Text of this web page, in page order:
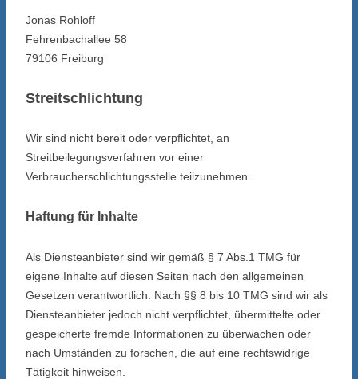
Jonas Rohloff
Fehrenbachallee 58
79106 Freiburg
Streitschlichtung
Wir sind nicht bereit oder verpflichtet, an
Streitbeilegungsverfahren vor einer
Verbraucherschlichtungsstelle teilzunehmen.
Haftung für Inhalte
Als Diensteanbieter sind wir gemäß § 7 Abs.1 TMG für
eigene Inhalte auf diesen Seiten nach den allgemeinen
Gesetzen verantwortlich. Nach §§ 8 bis 10 TMG sind wir als
Diensteanbieter jedoch nicht verpflichtet, übermittelte oder
gespeicherte fremde Informationen zu überwachen oder
nach Umständen zu forschen, die auf eine rechtswidrige
Tätigkeit hinweisen.